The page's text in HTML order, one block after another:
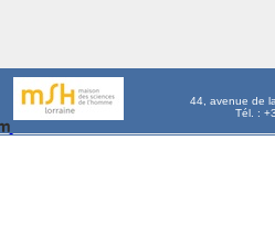
44, avenue de
Tél. :